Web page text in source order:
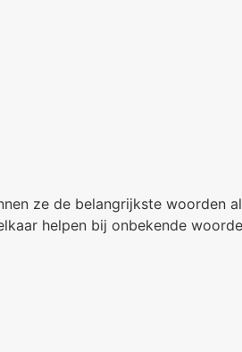
ze de belangrijkste woorden
helpen bij onbekende